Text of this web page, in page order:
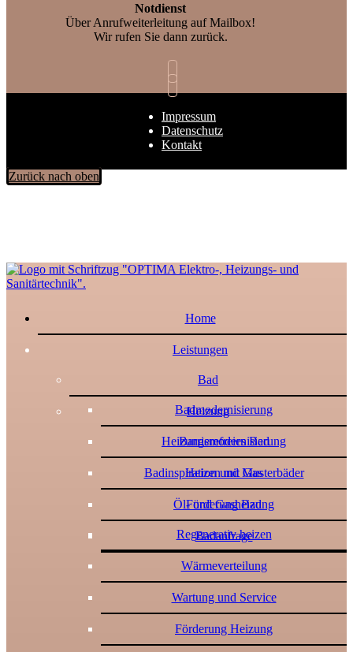
Notdienst
Über Anrufweiterleitung auf Mailbox!
Wir rufen Sie dann zurück.
Impressum
Datenschutz
Kontakt
Zurück nach oben
Home
Leistungen
Bad
Badmodernisierung
Barrierefreies Bad
Badinspiration und Musterbäder
Förderung Bad
Badanfrage
Heizung
Heizungsmodernisierung
Heizen mit Gas
Öl- und Gasheizung
Regenerativ heizen
Wärmeverteilung
Wartung und Service
Förderung Heizung